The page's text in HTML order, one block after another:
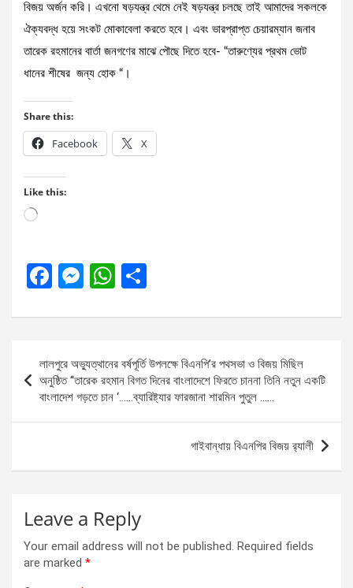
বিজয় অর্জন করি। এখনো ষড়যন্ত্র থেমে নেই ষড়যন্ত্র চলছে তাই আমাদের সকলকে
ঐক্যবদ্ধ হয়ে সংকট মোকাবেলা করতে হবে। এবং ভারপ্রাপ্ত চেয়ারম্যান জনাব
তারেক রহমানের বার্তা জনগণের মাঝে পৌছে দিতে হবে- “তারুণ্যের প্রথম ভোট
ধানের শীষের জন্য হোক “।
Share this:
Facebook X
Like this:
Loading…
F
ce
o
o
k
M
se
g
er
W
at
A
p
p
ar
e
navigation
লালপুরে অভ্যুত্থানের বর্ষপূর্তি উপলক্ষে বিএনপি’র পথসভা ও বিজয় মিছিল
অনুষ্ঠিত ‘‘তারেক রহমান বিগত দিনের বাংলাদেশে ফিরতে চাননা তিনি নতুন একটি
বাংলাদেশ গড়তে চান ‘……ব্যারিষ্ট্যার ফারজানা শারমিন পুতুল ……
গাইবান্ধায় বিএনপির বিজয় র‌্যালী
Leave a Reply
Your email address will not be published. Required fields
are marked *